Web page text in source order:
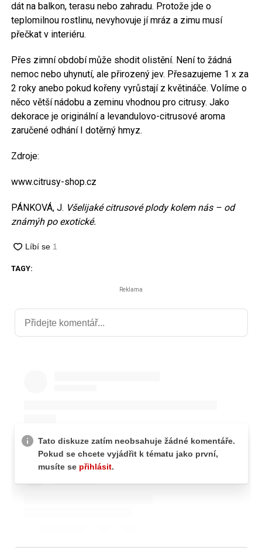
dát na balkon, terasu nebo zahradu. Protože jde o
teplomilnou rostlinu, nevyhovuje jí mráz a zimu musí
přečkat v interiéru.
Přes zimní období může shodit olistění. Není to žádná
nemoc nebo uhynutí, ale přirozený jev. Přesazujeme 1 x za
2 roky anebo pokud kořeny vyrůstají z květináče. Volíme o
něco větší nádobu a zeminu vhodnou pro citrusy. Jako
dekorace je originální a levandulovo-citrusové aroma
zaručené odhání I dotěrný hmyz.
Zdroje:
www.citrusy-shop.cz
PÁNKOVÁ, J. Všelijaké citrusové plody kolem nás – od
známýh po exotické.
TAGY:
Reklama